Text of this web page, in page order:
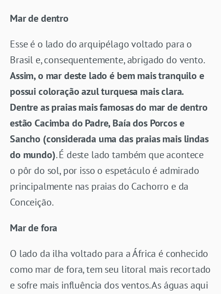
Mar de dentro
Esse é o lado do arquipélago voltado para o
Brasil e, consequentemente, abrigado do vento.
Assim, o mar deste lado é bem mais tranquilo e
possui coloração azul turquesa mais clara.
Dentre as praias mais famosas do mar de dentro
estão Cacimba do Padre, Baía dos Porcos e
Sancho (considerada uma das praias mais lindas
do mundo). É deste lado também que acontece
o pôr do sol, por isso o espetáculo é admirado
principalmente nas praias do Cachorro e da
Conceição.
Mar de fora
O lado da ilha voltado para a África é conhecido
como mar de fora, tem seu litoral mais recortado
e sofre mais influência dos ventos. As águas aqui